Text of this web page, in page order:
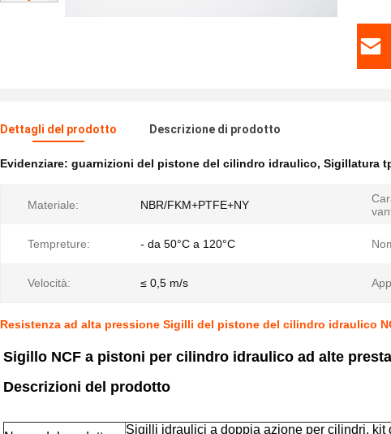
Dettagli del prodotto Descrizione di prodotto
Evidenziare: guarnizioni del pistone del cilindro idraulico, Sigillatura
Materiale: NBR/FKM+PTFE+NY
Tempreture: - da 50°C a 120°C
Velocità: ≤ 0,5 m/s
Resistenza ad alta pressione Sigilli del pistone del cilindro idraulico
Sigillo NCF a pistoni per cilindro idraulico ad alte
Descrizioni del prodotto
Sigilli idraulici a doppia azione per cilindri, kit